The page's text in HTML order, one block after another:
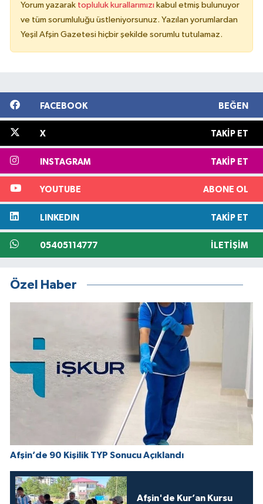
Yorum yazarak topluluk kurallarımızı kabul etmiş bulunuyor
ve tüm sorumluluğu üstleniyorsunuz. Yazılan yorumlardan
Yeşil Afşin Gazetesi hiçbir şekilde sorumlu tutulamaz.
FACEBOOK BEĞEN
X TAKIP ET
INSTAGRAM TAKIP ET
YOUTUBE ABONE OL
LINKEDIN TAKIP ET
05405114777 İLETIŞIM
Özel Haber
Afşin’de 90 Kişilik TYP Sonucu Açıklandı
Afşin'de Kur’an Kursu